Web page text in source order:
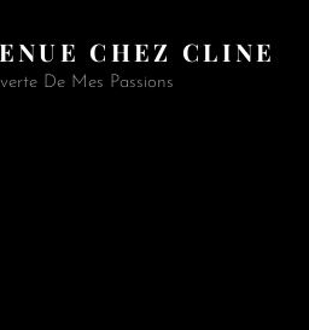
CHEZ CLINE
De Mes Passions